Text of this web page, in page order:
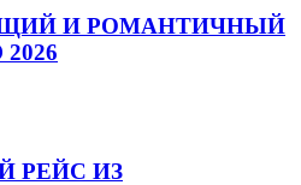
И РОМАНТИЧНЫЙ
РЕЙС ИЗ